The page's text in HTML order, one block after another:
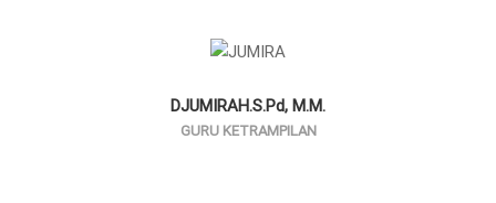
DJUMIRAH.S.Pd, M.M.
GURU KETRAMPILAN